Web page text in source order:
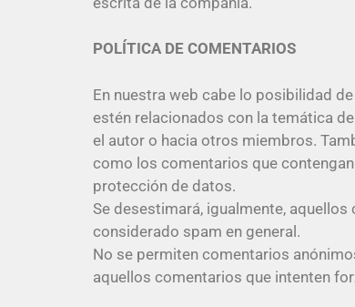
POLÍTICA DE COMENTARIOS
En nuestra web cabe lo posibilidad
estén relacionados con la temática
el autor o hacia otros miembros.
como los comentarios que
protección de datos.
Se desestimará, igualmente,
considerado spam en general.
No se permiten comentarios
aquellos comentarios que intenten